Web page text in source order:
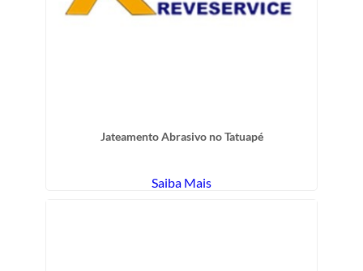
Jateamento Abrasivo no Tatuapé
Saiba Mais